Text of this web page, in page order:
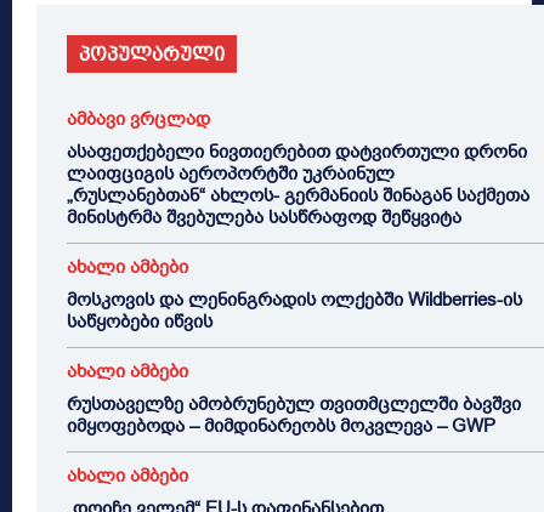
პოპულარული
ამბავი ვრცლად
ასაფეთქებელი ნივთიერებით დატვირთული დრონი
ლაიფციგის აეროპორტში უკრაინულ
„რუსლანებთან“ ახლოს- გერმანიის შინაგან საქმეთა
მინისტრმა შვებულება სასწრაფოდ შეწყვიტა
ახალი ამბები
მოსკოვის და ლენინგრადის ოლქებში Wildberries-ის
საწყობები იწვის
ახალი ამბები
რუსთაველზე ამობრუნებულ თვითმცლელში ბავშვი
იმყოფებოდა – მიმდინარეობს მოკვლევა – GWP
ახალი ამბები